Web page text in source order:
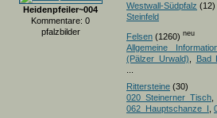
Heidenpfeiler~004
Kommentare: 0
pfalzbilder
Westwall-Südpfalz (12)
Steinfeld
Felsen (1260) neu
Allgemeine
(Pälzer Urwald)
Bad
Rittersteine (30)
020_Steinerner_Tisch
062_Hauptschanze_I